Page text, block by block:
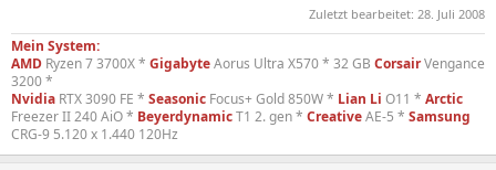
Zuletzt bearbeitet: 28. Juli 2008
Mein System:
AMD Ryzen 7 3700X * GigabyteAorus Ultra X570 * 32 GB CorsairVengance
3200 *
Nvidia RTX 3090 FE * Seasonic Focus+ Gold 850W * Lian Li O11 * Arctic
Freezer II 240 AiO * BeyerdynamicT1 2. gen * CreativeAE-5 * Samsung
CRG-9 5.120 x 1.440 120Hz